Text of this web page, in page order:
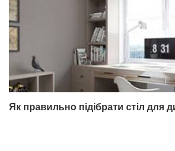
Як правильно підібрати стіл для